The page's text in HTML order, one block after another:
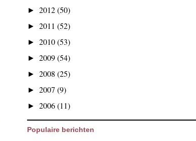
► 2012(50)
► 2011 (52)
► 2010(53)
► 2009(54)
► 2008 (25)
► 2007 (9)
► 2006(11)
Populaire berichten